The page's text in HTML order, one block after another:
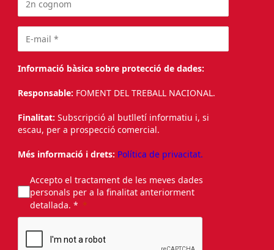
Informació bàsica sobre protecció de dades:
Responsable: FOMENT DEL TREBALL NACIONAL.
Finalitat: Subscripció al butlletí informatiu i, si
escau, per a prospecció comercial.
Més informació i drets: Política de privacitat.
Accepto el tractament de les meves dades
personals per a la finalitat anteriorment
detallada. *